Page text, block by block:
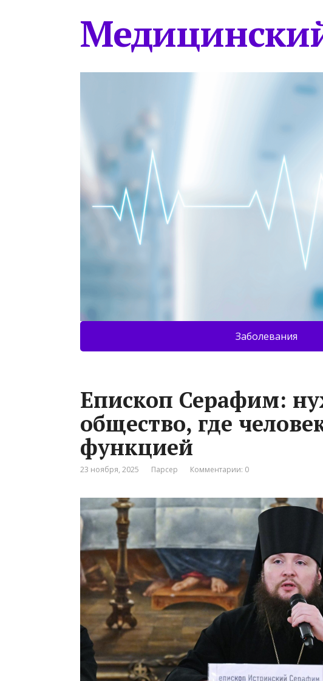
Заболевания
Епископ Серафим:
общество, где
функцией
23 ноября, 2025 Парсер Комментарии: 0